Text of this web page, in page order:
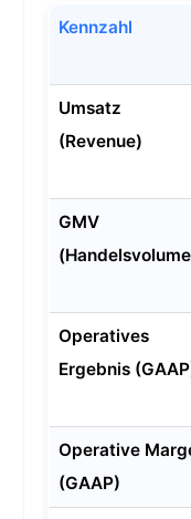
Kennzahl
Umsatz
(Revenue)
GMV
Operatives
Ergebnis
Operative
(GAAP)